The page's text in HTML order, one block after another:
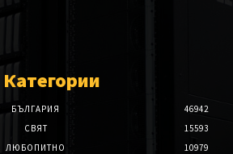
Категории
БЪЛГАРИЯ
46942
СВЯТ
15593
ЛЮБОПИТНО
10979